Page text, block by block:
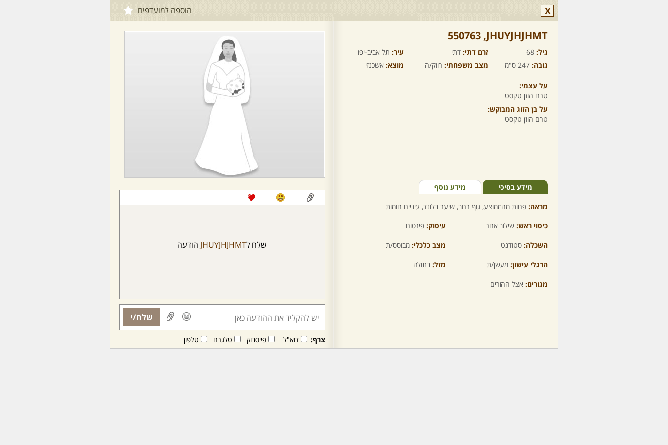
X הוספה למועדפים
JHUYJHJHMT,‏ 550763
גיל: 68 זרם דתי: דתי עיר: תל אביב-יפו
גובה: 247 ס"מ מצב משפחתי: רווק/ה מוצא: אשכנזי
על עצמי:
טרם הוזן טקסט
על בן הזוג המבוקש:
טרם הוזן טקסט
מידע בסיסי מידע נוסף
מראה: פחות מהממוצע, גוף רחב, שיער בלונד, עיניים חומות
כיסוי ראש: שילוב אחר עיסוק: פירסום
השכלה: סטודנט מצב כלכלי: מבוסס/ת
הרגלי עישון: מעשן/ת מזל: בתולה
מגורים: אצל ההורים
שלח לJHUYJHJHMT הודעה
שלח/י
צרף: דוא"ל פייסבוק טלגרם טלפון